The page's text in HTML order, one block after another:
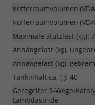
Kofferraumvolumen
Kofferraumvolumen
Maximale Stützlast (kg):
Anhängelast (kg),
Anhängelast (kg),
Tankinhalt ca. (l): 40
Geregelter 3-Wege-
Lambdasonde